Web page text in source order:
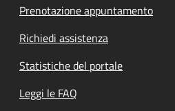
Prenotazione appuntamento
Richiedi assistenza
Statistiche del portale
Leggi le FAQ